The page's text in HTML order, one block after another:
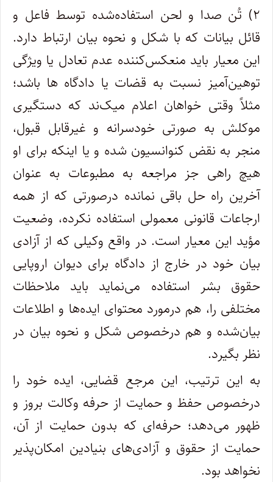
۲) تُن صدا و لحن استفاده
شده توسط فاعل و
قائل بیانات که با شکل و نحوه بیان ارتباط دارد.
این معیار باید منعکسکننده عدم تعادل یا ویژگی
توهینآمیز نسبت به قضات یا دادگاه ها باشد؛
مثلاً وقتی خواهان اعلام میکند که دستگیری
موکلش به صورتی خودسرانه و غیرقابل قبول،
منجر به نقض کنوانسیون شده و یا اینکه برای او
هیچ راهی جز مراجعه به مطبوعات به عنوان
آخرین راه حل باقی نمانده درصورتی که از همه
ارجاعات قانونی معمولی استفاده نکرده، وضعیت
مؤید این معیار است. در واقع وکیلی که از آزادی
بیان خود در خارج از دادگاه برای دیوان اروپایی
حقوق بشر استفاده مینماید باید ملاحظات
مختلفی را، هم درمورد محتوای ایدهها و اطلاعات
بیانشده و هم درخصوص شکل و نحوه بیان در
نظر بگیرد.
به این ترتیب، این مرجع قضایی، ایده خود را
درخصوص حفظ و حمایت از حرفه وکالت بروز و
ظهور میدهد؛ حرفهای که بدون حمایت از آن،
حمایت از حقوق و آزادیهای بنیادین امکانپذیر
نخواهد بود.